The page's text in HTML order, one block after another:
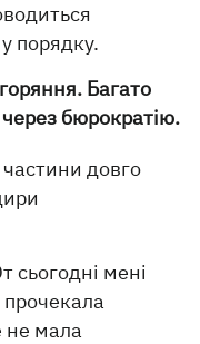
порядку.
Багато
бюрократію.
довго
мені
прочекала
не мала